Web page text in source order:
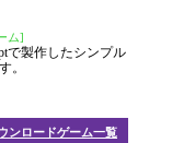
ム]
で製作したシンプル
。
ンロードゲーム一覧